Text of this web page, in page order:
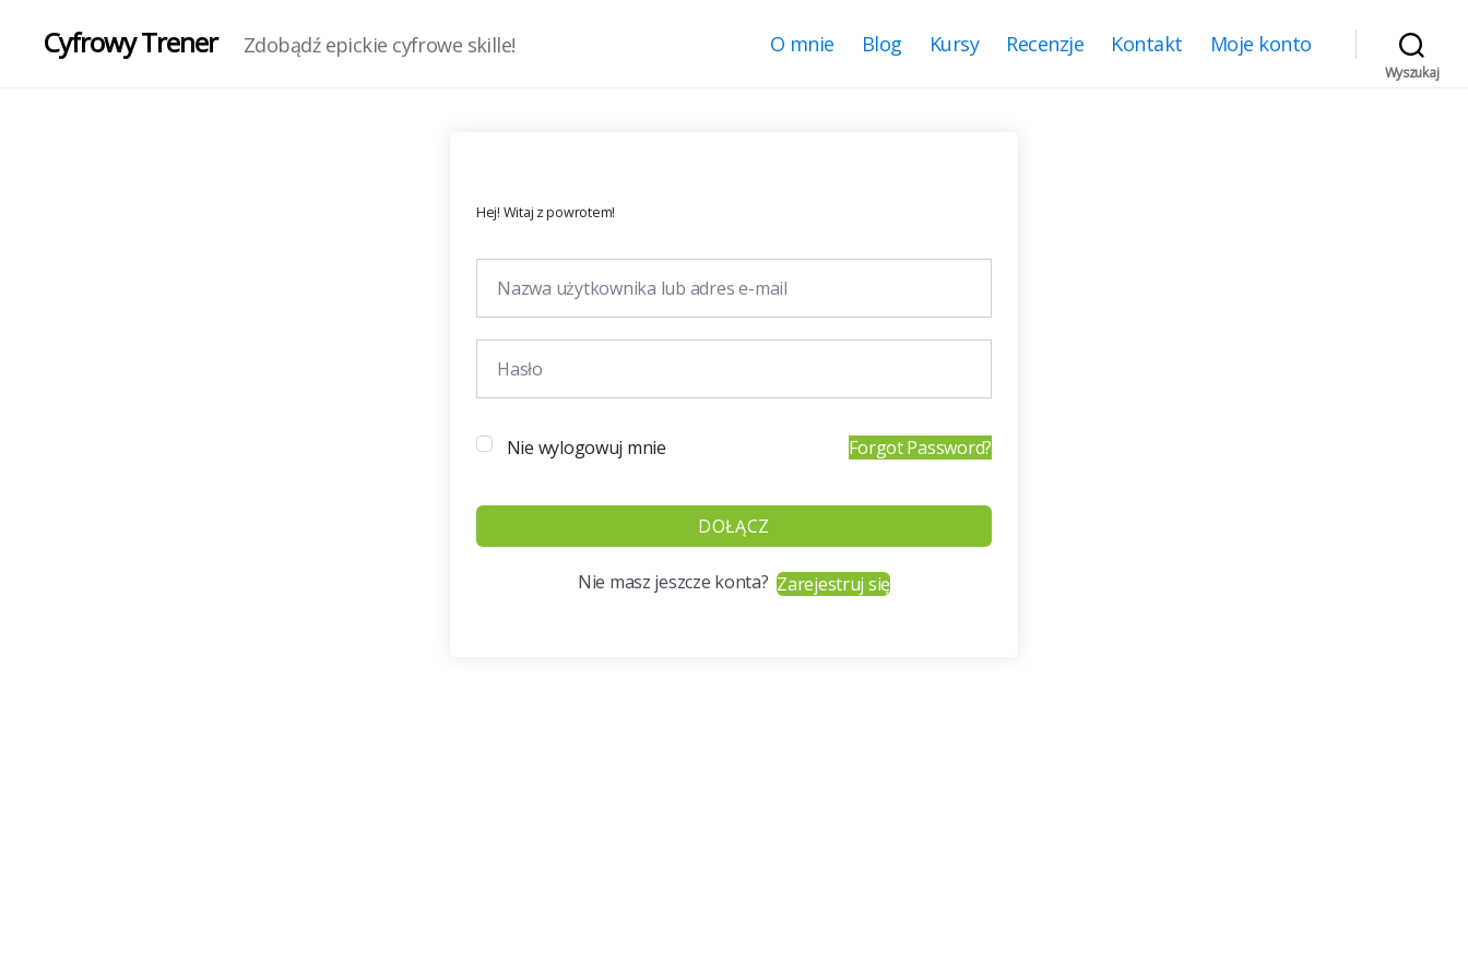
Cyfrowy Trener Zdobądź epickie cyfrowe skille! O mnie Blog Kursy Recenzje Kontakt Moje konto
Wyszukaj
Hej! Witaj z powrotem!
Nie wylogowuj mnie Forgot Password?
DOŁĄCZ
Nie masz jeszcze konta?Zarejestruj się